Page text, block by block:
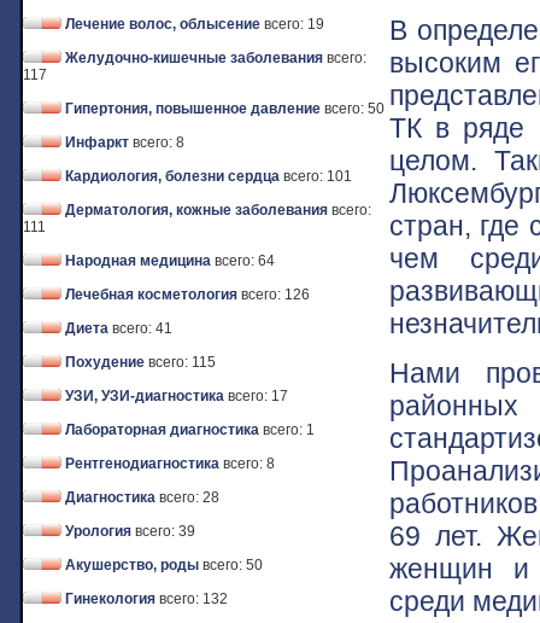
Лечение волос, облысение всего: 19
Желудочно-кишечные заболевания всего:
117
Гипертония, повышенное давление всего: 50
Инфаркт всего: 8
Кардиология, болезни сердца всего: 101
Дерматология, кожные заболевания всего:
111
Народная медицина всего: 64
Лечебная косметология всего: 126
Диета всего: 41
Похудение всего: 115
УЗИ, УЗИ-диагностика всего: 17
Лабораторная диагностика всего: 1
Рентгенодиагностика всего: 8
Диагностика всего: 28
Урология всего: 39
Акушерство, роды всего: 50
Гинекология всего: 132
В
высоким
ТК в ряде
целом.
стран, где
чем
Нами
69 лет.
женщин и
среди